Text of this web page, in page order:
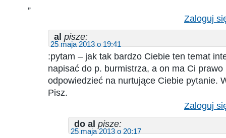
„
Zaloguj
al pisze:
25 maja 2013 o 19:41
:pytam – jak tak bardzo Ciebie ten temat
napisać do p. burmistrza, a on ma Ci prawo
odpowiedzieć na nurtujące Ciebie pytanie.
Pisz.
Zaloguj
do al pisze:
25 maja 2013 o 20:17